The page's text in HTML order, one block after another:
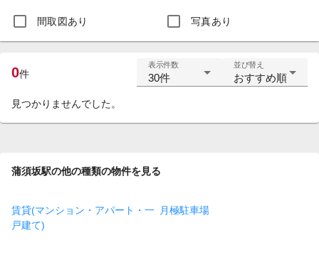
間取図あり 写真あり
0件
表示件数
30件
並び替え
おすすめ順
見つかりませんでした。
蒲須坂駅の他の種類の物件を見る
賃貸(マンション・アパート・一
戸建て)
月極駐車場